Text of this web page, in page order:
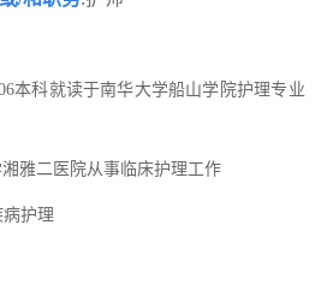
本科就读于南华大学船山学院护理专业
雅二医院从事临床护理工作
护理